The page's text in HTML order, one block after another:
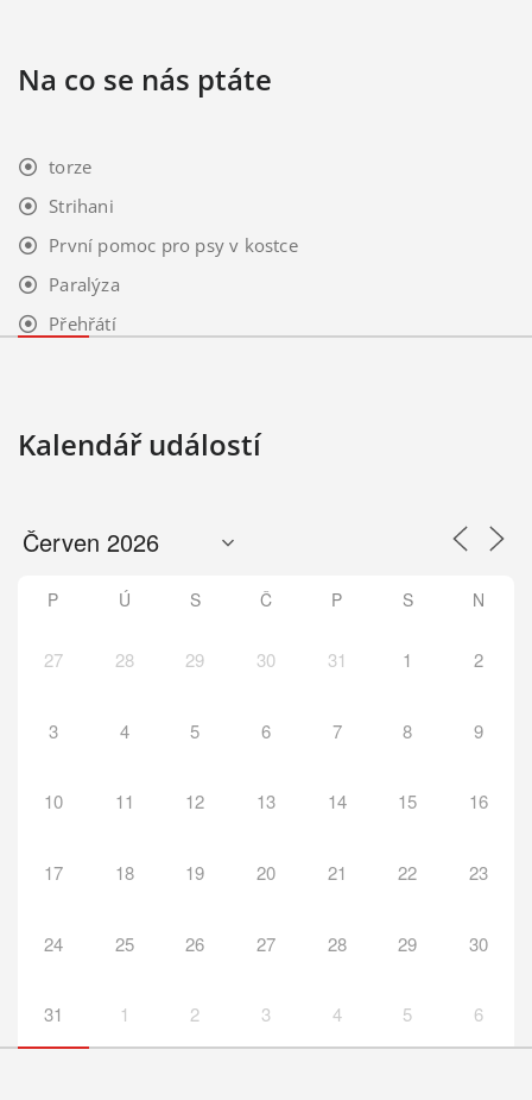
Na co se nás ptáte
torze
Strihani
První pomoc pro psy v kostce
Paralýza
Přehřátí
Kalendář událostí
P Ú S Č P S N
27 28 29 30 31 1 2
3 4 5 6 7 8 9
10 11 12 13 14 15 16
17 18 19 20 21 22 23
24 25 26 27 28 29 30
31 1 2 3 4 5 6